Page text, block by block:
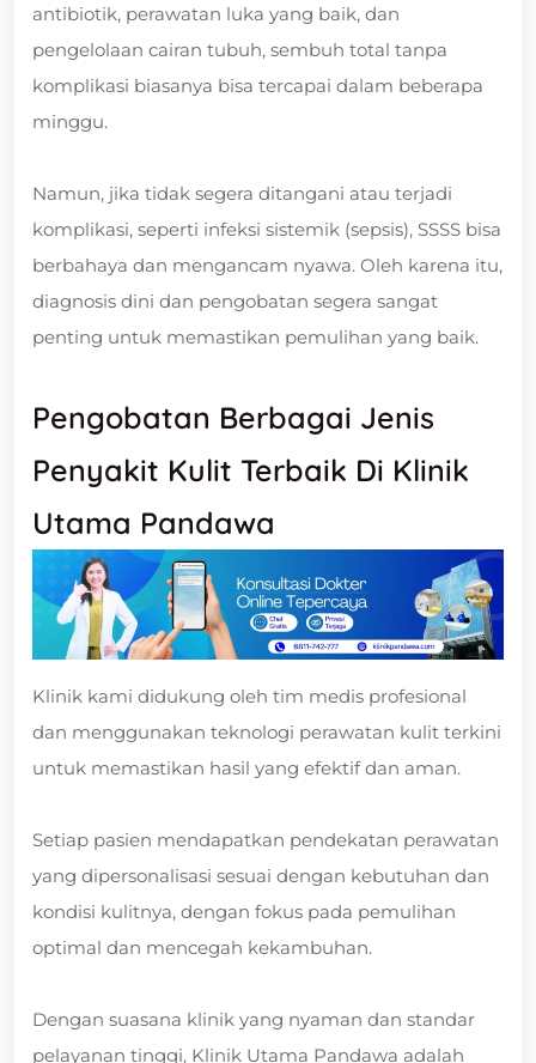
antibiotik, perawatan luka yang baik, dan
pengelolaan cairan tubuh, sembuh total tanpa
komplikasi biasanya bisa tercapai dalam beberapa
minggu.
Namun, jika tidak segera ditangani atau terjadi
komplikasi, seperti infeksi sistemik (sepsis), SSSS bisa
berbahaya dan mengancam nyawa. Oleh karena itu,
diagnosis dini dan pengobatan segera sangat
penting untuk memastikan pemulihan yang baik.
Pengobatan Berbagai Jenis
Penyakit Kulit Terbaik Di Klinik
Utama Pandawa
Klinik kami didukung oleh tim medis profesional
dan menggunakan teknologi perawatan kulit terkini
untuk memastikan hasil yang efektif dan aman.
Setiap pasien mendapatkan pendekatan perawatan
yang dipersonalisasi sesuai dengan kebutuhan dan
kondisi kulitnya, dengan fokus pada pemulihan
optimal dan mencegah kekambuhan.
Dengan suasana klinik yang nyaman dan standar
pelayanan tinggi, Klinik Utama Pandawa adalah